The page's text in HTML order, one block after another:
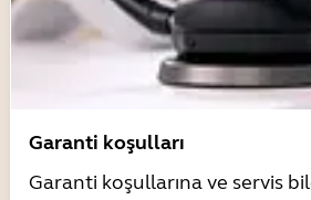
Garanti koşulları
Garanti koşullarına ve servis